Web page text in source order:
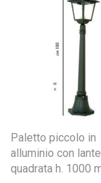
Paletto piccolo in
alluminio con
quadrata h. 1000